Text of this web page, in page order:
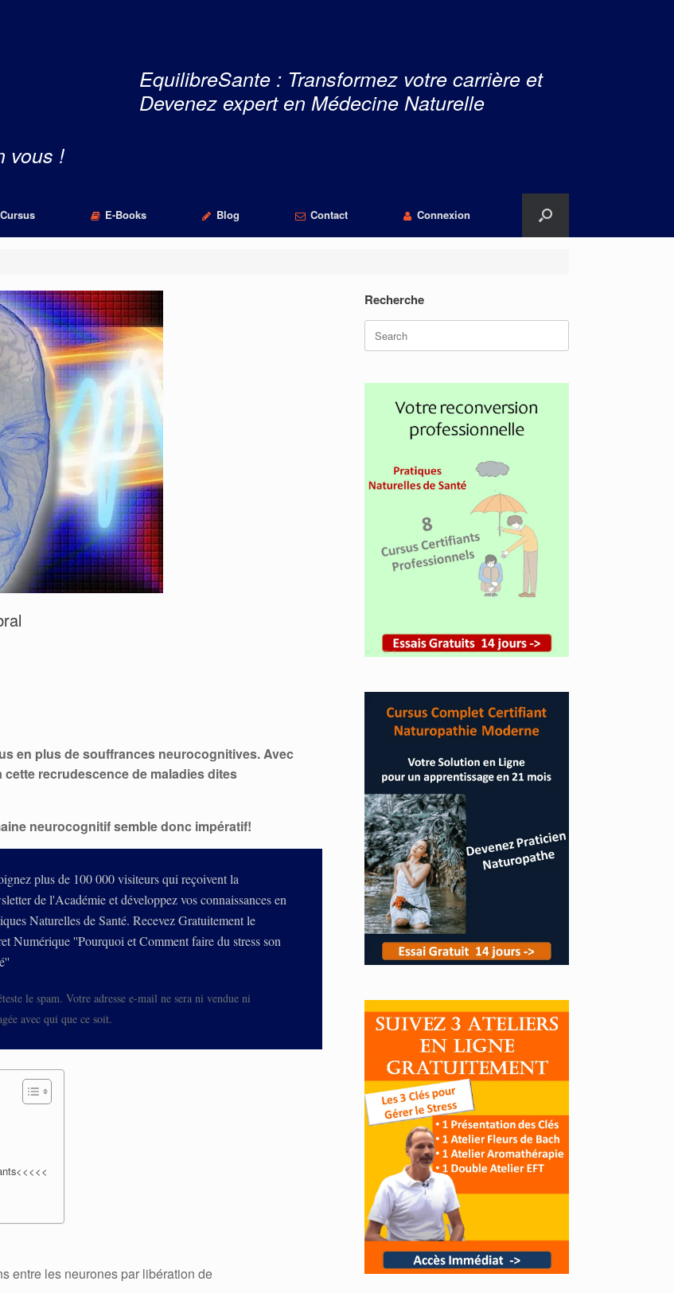
vous !
EquilibreSante : Transformez votre carrière et
Devenez expert en Médecine Naturelle
Cursus E-Books Blog Contact Connexion
en plus de souffrances neurocognitives. Avec
cette recrudescence de maladies dites
neurocognitif semble donc impératif!
plus de 100 000 visiteurs qui reçoivent la
de l'Académie et développez vos connaissances en
Naturelles de Santé. Recevez Gratuitement le
Numérique ''Pourquoi et Comment faire du stress son
le spam. Votre adresse e-mail ne sera ni vendue ni
avec qui que ce soit.
entre les neurones par libération de
Recherche
Search
for: